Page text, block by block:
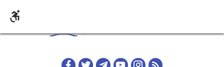
Redes sociales home